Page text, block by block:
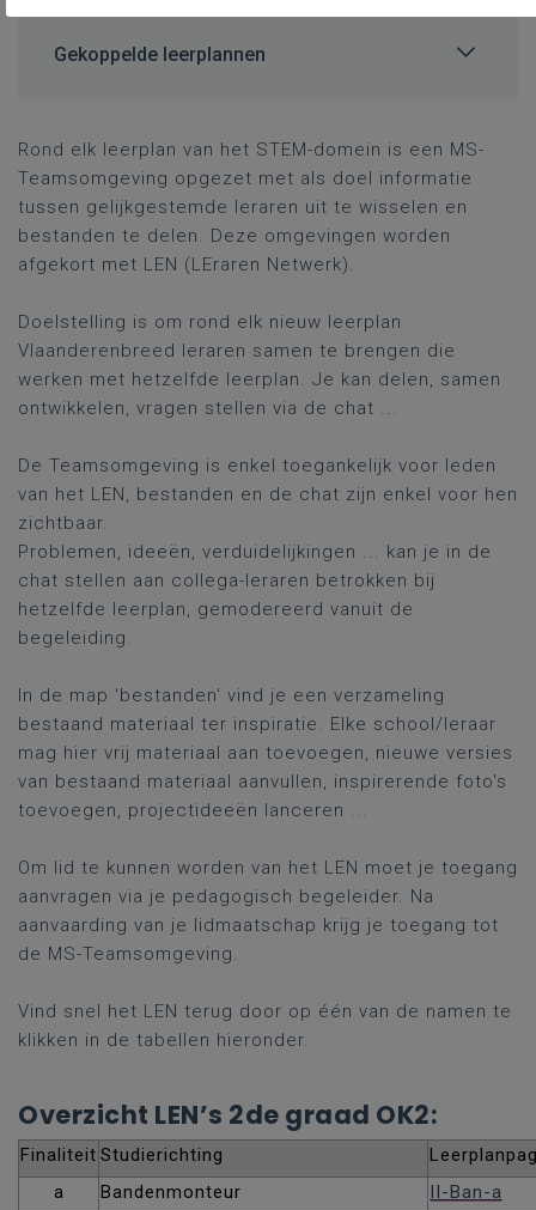
Gekoppelde leerplannen
Rond elk leerplan van het STEM-domein is een MS-
Teamsomgeving opgezet met als doel informatie
tussen gelijkgestemde leraren uit te wisselen en
bestanden te delen. Deze omgevingen worden
afgekort met LEN (LEraren Netwerk).
Doelstelling is om rond elk nieuw leerplan
Vlaanderenbreed leraren samen te brengen die
werken met hetzelfde leerplan. Je kan delen, samen
ontwikkelen, vragen stellen via de chat ...
De Teamsomgeving is enkel toegankelijk voor leden
van het LEN, bestanden en de chat zijn enkel voor hen
zichtbaar.
Problemen, ideeën, verduidelijkingen ... kan je in de
chat stellen aan collega-leraren betrokken bij
hetzelfde leerplan, gemodereerd vanuit de
begeleiding.
In de map 'bestanden' vind je een verzameling
bestaand materiaal ter inspiratie. Elke school/leraar
mag hier vrij materiaal aan toevoegen, nieuwe versies
van bestaand materiaal aanvullen, inspirerende foto's
toevoegen, projectideeën lanceren ...
Om lid te kunnen worden van het LEN moet je toegang
aanvragen via je pedagogisch begeleider. Na
aanvaarding van je lidmaatschap krijg je toegang tot
de MS-Teamsomgeving.
Vind snel het LEN terug door op één van de namen te
klikken in de tabellen hieronder.
Overzicht LEN’s 2de graad OK2:
Finaliteit Studierichting
a
Bandenmonteur II-Ban-a